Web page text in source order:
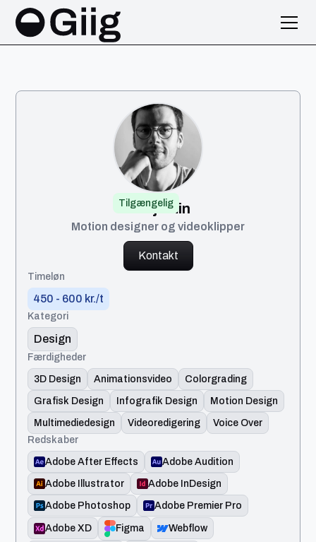
Tilgængelig
Benjamin
Motion designer og videoklipper
Kontakt
Timeløn
450 - 600 kr./t
Kategori
Design
Færdigheder
3D Design
Animationsvideo
Colorgrading
Grafisk Design
Infografik Design
Motion Design
Multimediedesign
Videoredigering
Voice Over
Redskaber
Adobe After Effects
Adobe Audition
Adobe Illustrator
Adobe InDesign
Adobe Photoshop
Adobe Premier Pro
Adobe XD
Figma
Webflow